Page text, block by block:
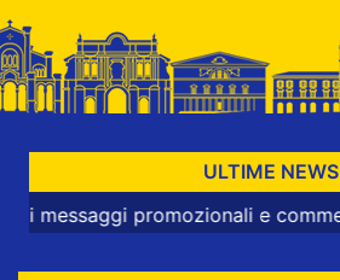
ULTIME NEWS
promozionali e commerciali